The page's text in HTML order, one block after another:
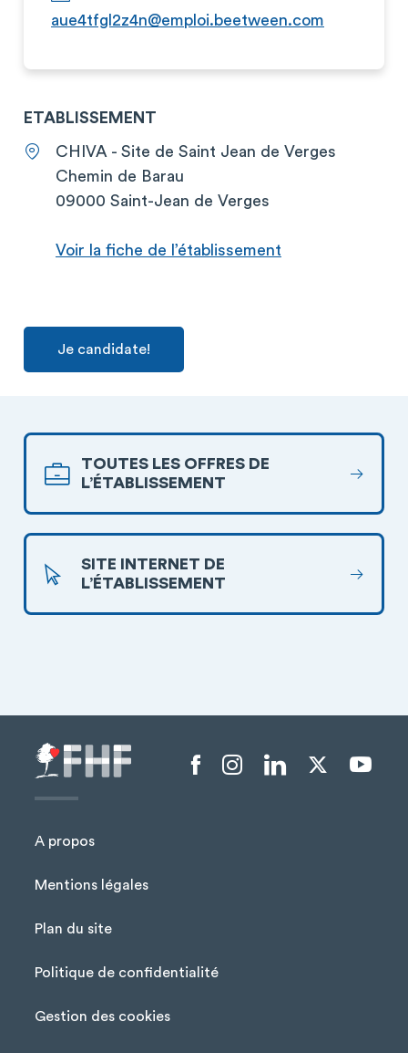
aue4tfgl2z4n@emploi.beetween.com
ETABLISSEMENT
CHIVA - Site de Saint Jean de Verges
Chemin de Barau
09000 Saint-Jean de Verges
Voir la fiche de l’établissement
Je candidate!
TOUTES LES OFFRES DE
L’ÉTABLISSEMENT
SITE INTERNET DE
L’ÉTABLISSEMENT
Menu Pied de page
A propos
Mentions légales
Plan du site
Politique de confidentialité
Gestion des cookies
Menu liens sociaux